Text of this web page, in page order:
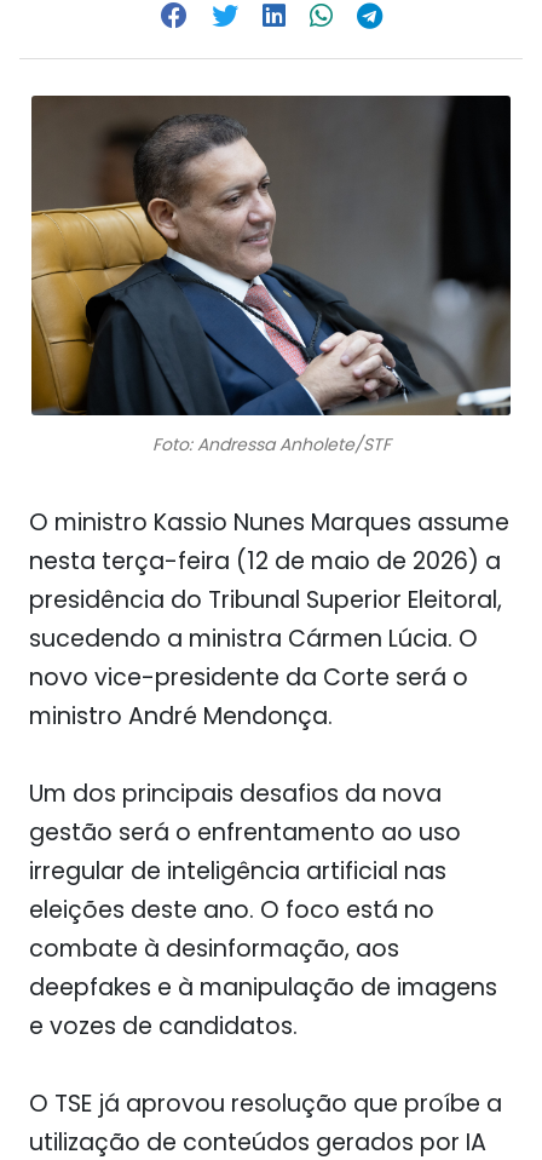
Foto: Andressa Anholete/STF
O ministro Kassio Nunes Marques assume
nesta terça-feira (12 de maio de 2026) a
presidência do Tribunal Superior Eleitoral,
sucedendo a ministra Cármen Lúcia. O
novo vice-presidente da Corte será o
ministro André Mendonça.
Um dos principais desafios da nova
gestão será o enfrentamento ao uso
irregular de inteligência artificial nas
eleições deste ano. O foco está no
combate à desinformação, aos
deepfakes e à manipulação de imagens
e vozes de candidatos.
O TSE já aprovou resolução que proíbe a
utilização de conteúdos gerados por IA